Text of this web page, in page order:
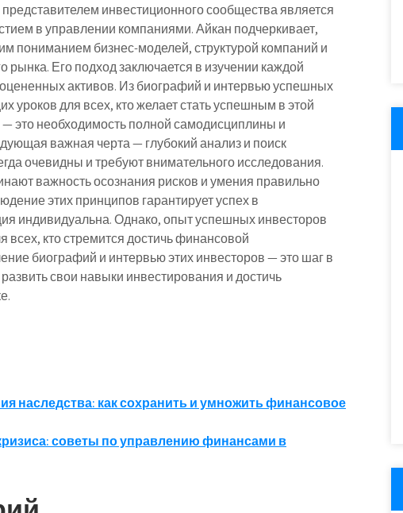
инвестиционного сообщества является
в управлении компаниями. Айкан подчеркивает,
пониманием бизнес-моделей, структурой компаний и
Его подход заключается в изучении каждой
активов. Из биографий и интервью успешных
уроков для всех, кто желает стать успешным в этой
это необходимость полной самодисциплины и
важная черта — глубокий анализ и поиск
очевидны и требуют внимательного исследования.
важность осознания рисков и умения правильно
этих принципов гарантирует успех в
индивидуальна. Однако, опыт успешных инвесторов
кто стремится достичь финансовой
биографий и интервью этих инвесторов — это шаг в
свои навыки инвестирования и достичь
наследства: как сохранить и умножить финансовое
советы по управлению финансами в